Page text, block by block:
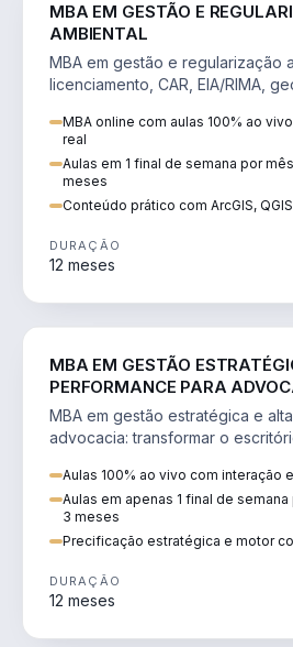
MBA EM GESTÃO E
AMBIENTAL
MBA em gestão e regularização
licenciamento, CAR, EIA/RIMA,
MBA online com aulas 100% ao
real
Aulas em 1 final de semana por
meses
Conteúdo prático com ArcGIS,
DURAÇÃO
12 meses
MBA EM GESTÃO
PERFORMANCE PARA
MBA em gestão estratégica e
advocacia: transformar o
Aulas 100% ao vivo com interação
Aulas em apenas 1 final de
3 meses
Precificação estratégica e motor
DURAÇÃO
12 meses